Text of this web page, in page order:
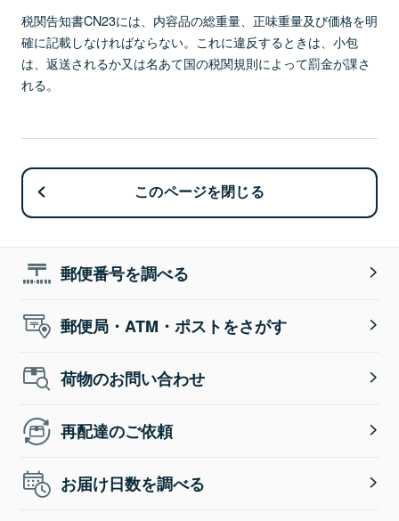
税関告知書CN23には、内容品の総重量、正味重量及び価格を明
確に記載しなければならない。これに違反するときは、小包
は、返送されるか又は名あて国の税関規則によって罰金が課さ
れる。
このページを閉じる
郵便番号を調べる
郵便局・ATM・ポストをさがす
荷物のお問い合わせ
再配達のご依頼
お届け日数を調べる